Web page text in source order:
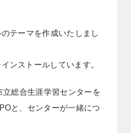
テーマを作成いたしまし
ンストールしています。
立総合生涯学習センターを
と、センターが一緒につ